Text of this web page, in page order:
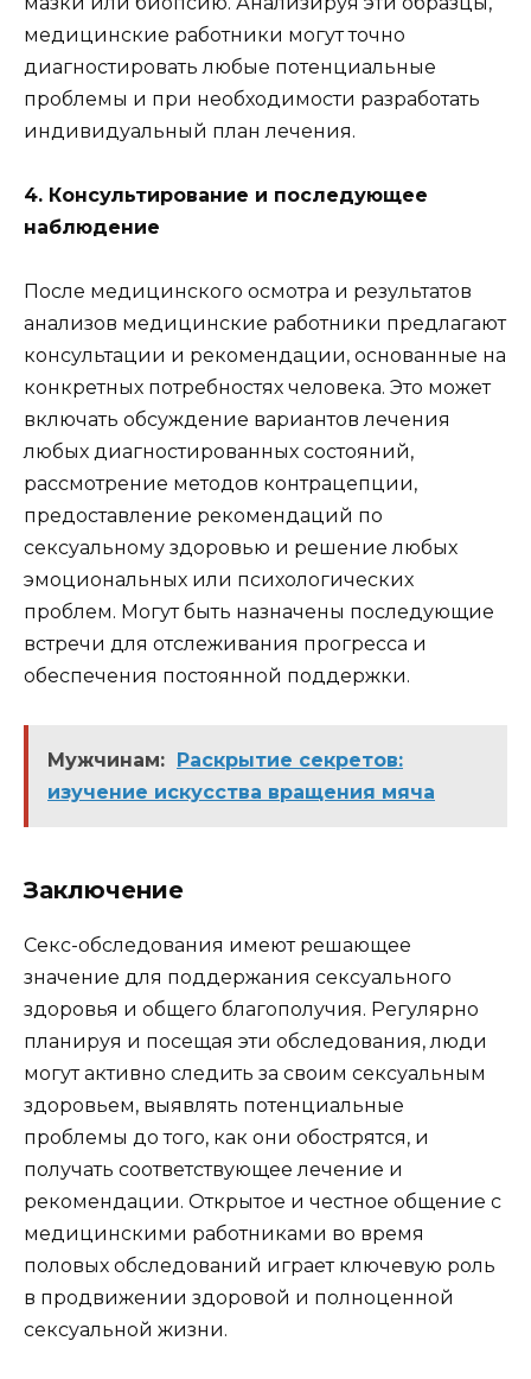
медицинские работники могут точно
диагностировать любые потенциальные
проблемы и при необходимости разработать
индивидуальный план лечения.
4. Консультирование и последующее
наблюдение
После медицинского осмотра и результатов
анализов медицинские работники предлагают
консультации и рекомендации, основанные на
конкретных потребностях человека. Это может
включать обсуждение вариантов лечения
любых диагностированных состояний,
рассмотрение методов контрацепции,
предоставление рекомендаций по
сексуальному здоровью и решение любых
эмоциональных или психологических
проблем. Могут быть назначены последующие
встречи для отслеживания прогресса и
обеспечения постоянной поддержки.
Мужчинам: Раскрытие секретов:
изучение искусства вращения мяча
Заключение
Секс-обследования имеют решающее
значение для поддержания сексуального
здоровья и общего благополучия. Регулярно
планируя и посещая эти обследования, люди
могут активно следить за своим сексуальным
здоровьем, выявлять потенциальные
проблемы до того, как они обострятся, и
получать соответствующее лечение и
рекомендации. Открытое и честное общение с
медицинскими работниками во время
половых обследований играет ключевую роль
в продвижении здоровой и полноценной
сексуальной жизни.